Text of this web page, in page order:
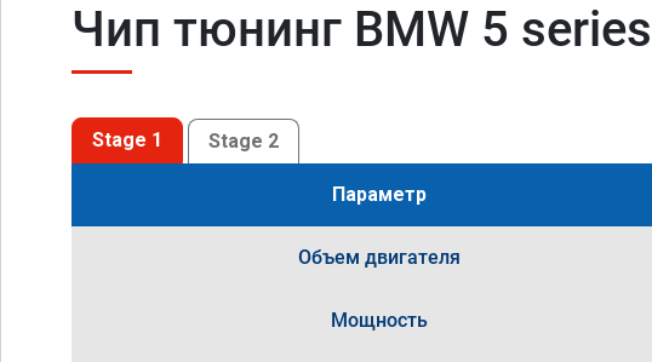
Чип тюнинг BMW 5
Stage 1 Stage 2
Параметр
Объем двигателя
Мощность